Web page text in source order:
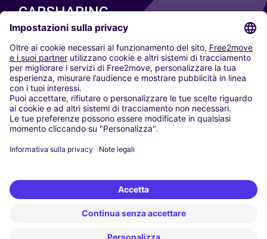
CARSHARING
LE NOSTRE CITTÀ
Paris
Madrid
Washington DC
Milano
Roma
Torino
Vienna
Berlino
Düsseldorf